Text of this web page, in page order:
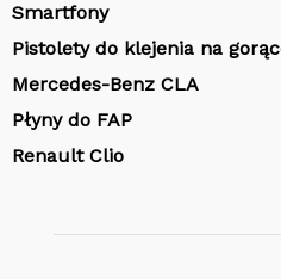
Smartfony
Pistolety do klejenia na
Mercedes-Benz CLA
Płyny do FAP
Renault Clio